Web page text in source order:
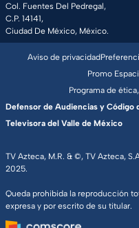
Col. Fuentes Del Pedregal,
C.P. 14141,
Ciudad De México, México.
TV Azteca, M.R. & ©, TV Azteca,
2025.
Queda prohibida la reproducción
expresa y por escrito de su titular.
Aviso de privacidad
Promo
Programa de
Defensor de Audiencias y Código
Televisora del Valle de México